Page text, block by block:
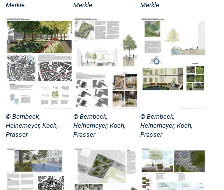
Merkle
Merkle
Merkle
© Bernbeck,
Heinemeyer, Koch,
Prasser
© Bernbeck,
Heinemeyer, Koch,
Prasser
© Bernbeck,
Heinemeyer, Koch,
Prasser